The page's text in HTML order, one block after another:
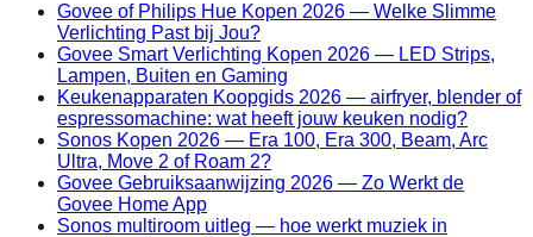
Govee of Philips Hue Kopen 2026 — Welke Slimme
Verlichting Past bij Jou?
Govee Smart Verlichting Kopen 2026 — LED Strips,
Lampen, Buiten en Gaming
Keukenapparaten Koopgids 2026 — airfryer, blender of
espressomachine: wat heeft jouw keuken nodig?
Sonos Kopen 2026 — Era 100, Era 300, Beam, Arc
Ultra, Move 2 of Roam 2?
Govee Gebruiksaanwijzing 2026 — Zo Werkt de
Govee Home App
Sonos multiroom uitleg — hoe werkt muziek in